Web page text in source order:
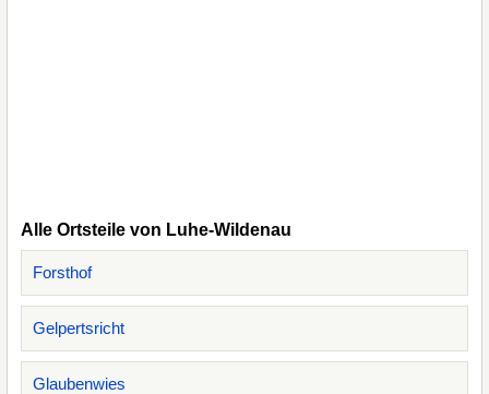
Alle Ortsteile von Luhe-Wildenau
Forsthof
Gelpertsricht
Glaubenwies